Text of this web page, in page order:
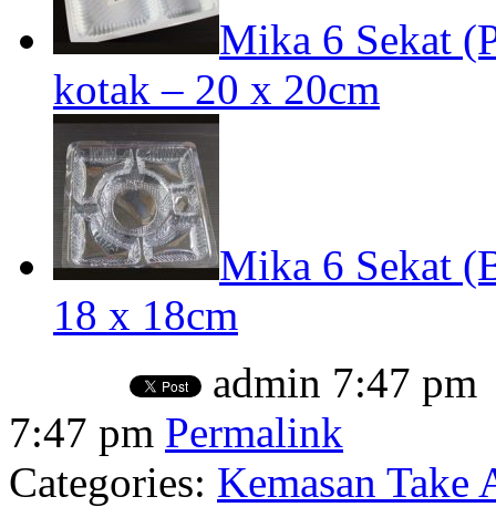
Mika 6 Sekat
kotak – 20 x 20cm
Mika 6 Sekat
18 x 18cm
admin 7:47 pm
7:47 pm Permalink
Categories: Kemasan